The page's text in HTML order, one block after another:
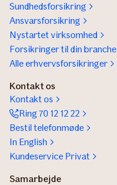
Sundhedsforsikring
Ansvarsforsikring
Nystartet virksomhed
Forsikringer til din branche
Alle erhvervsforsikringer
Kontakt os
Kontakt os
Ring 70 12 12 22
Bestil telefonmøde
In English
Kundeservice Privat
Samarbejde